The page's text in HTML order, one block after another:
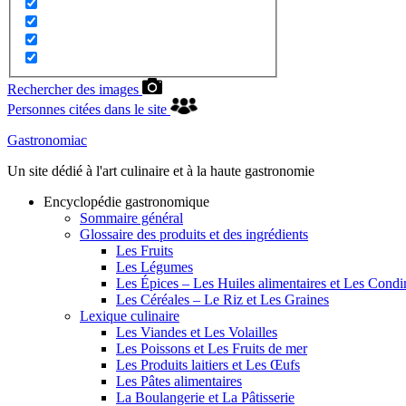
Rechercher des images
Personnes citées dans le site
Gastronomiac
Un site dédié à l'art culinaire et à la haute gastronomie
Encyclopédie gastronomique
Sommaire général
Glossaire des produits et des ingrédients
Les Fruits
Les Légumes
Les Épices – Les Huiles alimentaires et Les
Les Céréales – Le Riz et Les Graines
Lexique culinaire
Les Viandes et Les Volailles
Les Poissons et Les Fruits de mer
Les Produits laitiers et Les Œufs
Les Pâtes alimentaires
La Boulangerie et La Pâtisserie